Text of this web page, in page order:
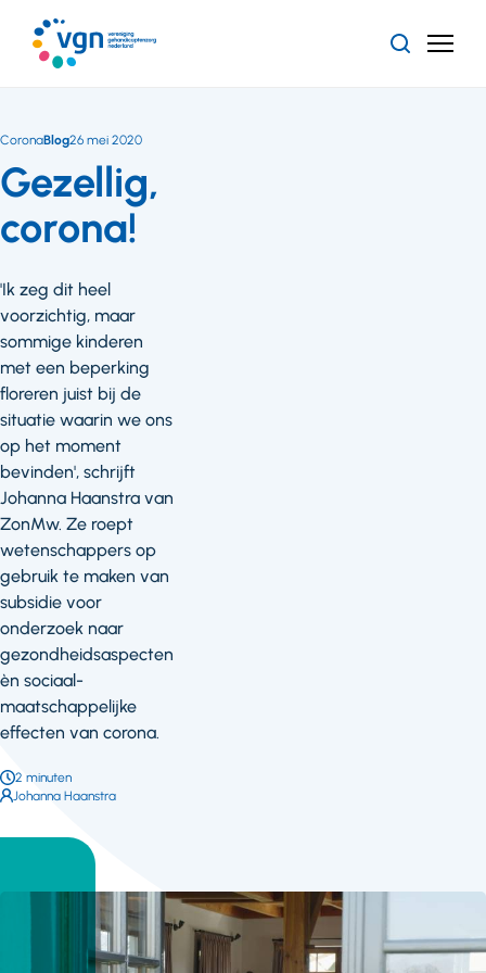
naar
hoofdinhoud
ZoekenMenu
Gezellig,
corona!
CoronaBlog26 mei 2020
'Ik zeg dit heel
voorzichtig, maar
sommige kinderen
met een beperking
floreren juist bij de
situatie waarin we ons
op het moment
bevinden', schrijft
Johanna Haanstra van
ZonMw. Ze roept
wetenschappers op
gebruik te maken van
subsidie voor
onderzoek naar
gezondheidsaspecten
èn sociaal-
maatschappelijke
effecten van corona.
Leestijd:
2 minuten
Auteur:
Johanna Haanstra